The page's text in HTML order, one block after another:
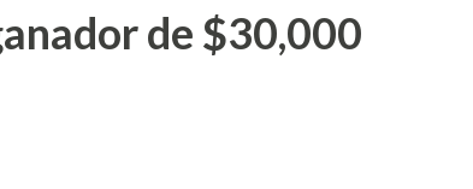
Las Lomas en el Municipio de
que lo disfrute! ...
de $30,000